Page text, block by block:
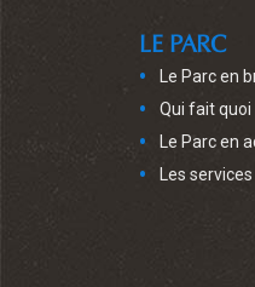
LE PARC
Le Parc en
Qui fait quoi
Le Parc en
Les